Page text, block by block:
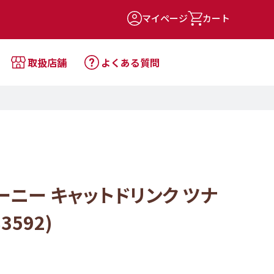
マイページ カート
取扱店舗 よくある質問
ー キャットドリンク ツナ